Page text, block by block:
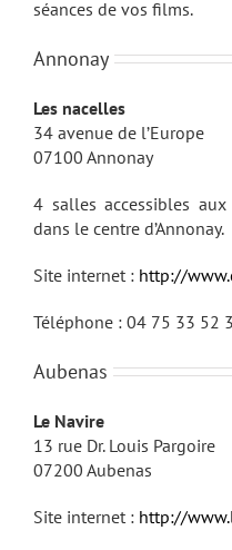
séances de vos films.
Annonay
Les nacelles
34 avenue de l’Europe
07100 Annonay
4 salles accessibles
dans le centre d’Annonay.
Site internet : http://
Téléphone : 04 75 33 52
Aubenas
Le Navire
13 rue Dr. Louis Pargoire
07200 Aubenas
Site internet : http://